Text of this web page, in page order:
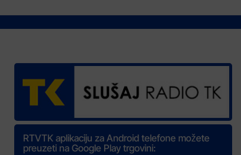
RTVTK aplikaciju za Android telefone možete
preuzeti na Google Play trgovini: